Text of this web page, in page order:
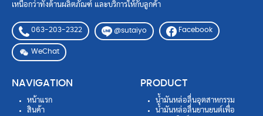
เหนือกว่าทั้งด้านผลิตภัณฑ์ และบริการให้กับลูกค้า
063-203-2322 @sutaiyo Facebook
WeChat
NAVIGATION
หน้าแรก
สินค้า
PRODUCT
น้ำมันหล่อลื่นอุตสาหกรรม
น้ำมันหล่อลื่นยานยนต์เพื่อ